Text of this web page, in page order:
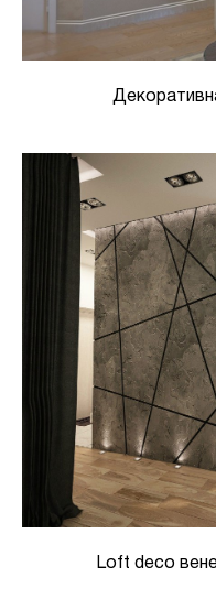
Loft deco